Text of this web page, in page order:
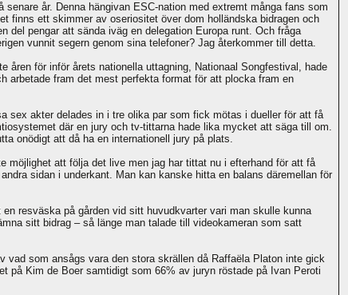
år. Denna hängivan ESC-nation med extremt många fans som
finns ett skimmer av oseriositet över dom holländska bidragen och
del pengar att sända iväg en delegation Europa runt. Och fråga
vunnit segern genom sina telefoner? Jag återkommer till detta.
åren för inför årets nationella uttagning, Nationaal Songfestival, hade
arbetade fram det mest perfekta format för att plocka fram en
sex akter delades in i tre olika par som fick mötas i dueller för att få
där en jury och tv-tittarna hade lika mycket att säga till om.
onödigt att då ha en internationell jury på plats.
möjlighet att följa det live men jag har tittat nu i efterhand för att få
sidan i underkant. Man kan kanske hitta en balans däremellan för
resväska på gården vid sitt huvudkvarter vari man skulle kunna
sitt bidrag – så länge man talade till videokameran som satt
som ansågs vara den stora skrällen då Raffaëla Platon inte gick
på Kim de Boer samtidigt som 66% av juryn röstade på Ivan Peroti